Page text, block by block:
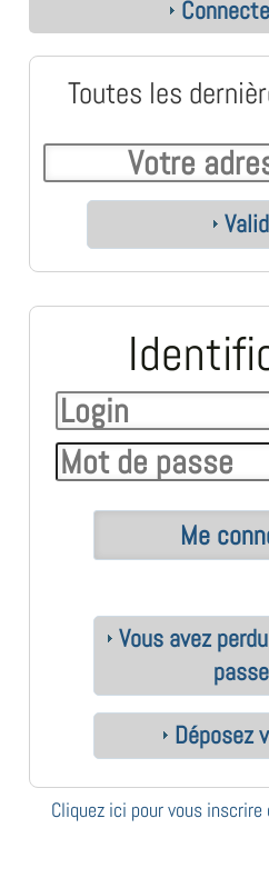
Toutes les
Vous avez
Déposez
Cliquez ici pour vous inscrire